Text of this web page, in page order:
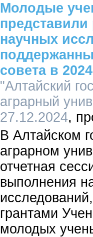
Молодые
представили
научных
совета в
"Алтайский
аграрный
27.12.2024
В Алтайском
аграрном
отчетная
выполнения
грантами
молодых